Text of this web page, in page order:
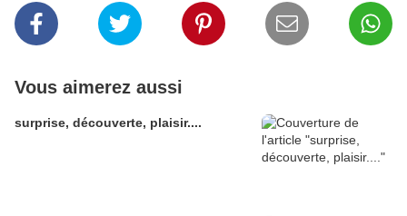
Vous aimerez aussi
surprise, découverte, plaisir....